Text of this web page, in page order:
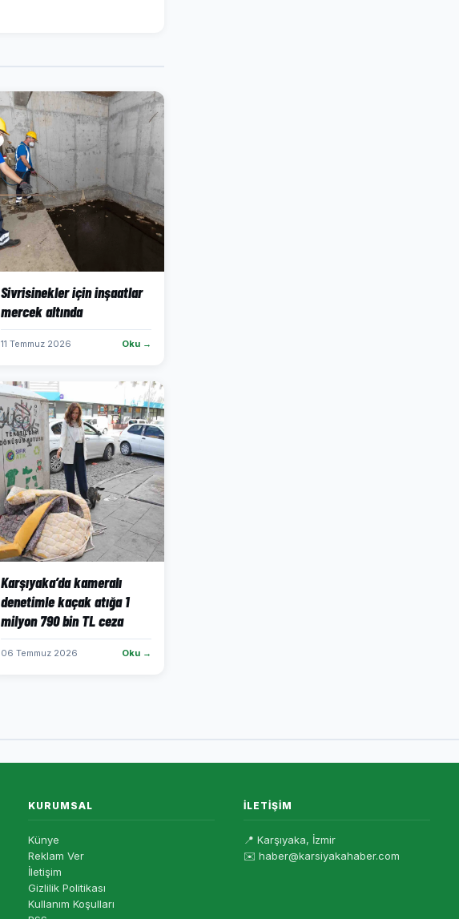
Sivrisinekler için inşaatlar
mercek altında
11 Temmuz 2026 Oku →
Karşıyaka’da kameralı
denetimle kaçak atığa 1
milyon 790 bin TL ceza
06 Temmuz 2026 Oku →
KURUMSAL
Künye
Reklam Ver
İletişim
Gizlilik Politikası
Kullanım Koşulları
İLETIŞIM
📍 Karşıyaka, İzmir
✉️ haber@karsiyakahaber.com